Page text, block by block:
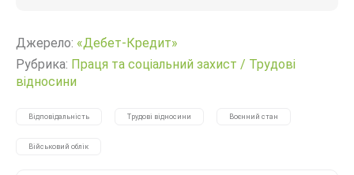
Джерело: «Дебет-Кредит»
Рубрика: Праця та соціальний захист / Трудові
відносини
Відповідальність Трудові відносини Воєнний стан
Військовий облік